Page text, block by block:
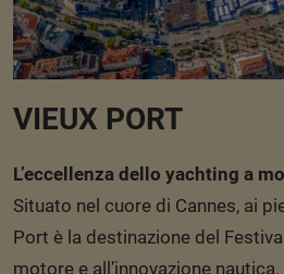
VIEUX PORT
L’eccellenza dello yachting a
Situato nel cuore di Cannes, ai
Port è la destinazione del
motore e all’innovazione